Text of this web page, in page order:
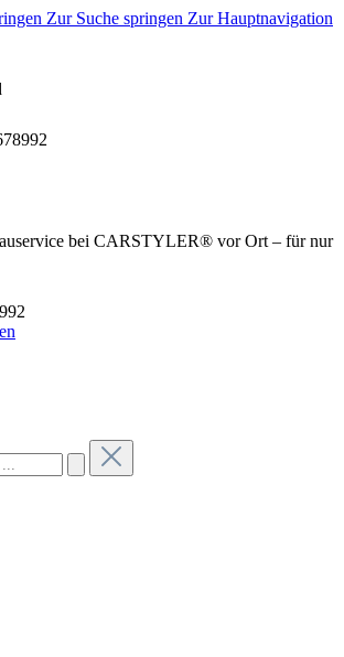
Zur Suche springen Zur Hauptnavigation
bei CARSTYLER® vor Ort – für nur